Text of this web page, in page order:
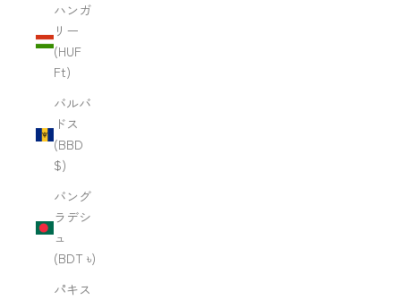
ハンガ
リー
(HUF
Ft)
バルバ
ドス
(BBD
$)
バング
ラデシ
ュ
(BDT ৳)
パキス